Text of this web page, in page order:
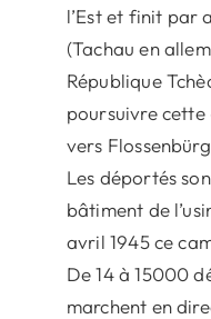
l’Est et finit par
(Tachau en
République
poursuivre cette
vers
Les déportés
bâtiment de
avril 1945 ce
De 14 à 15000
marchent en